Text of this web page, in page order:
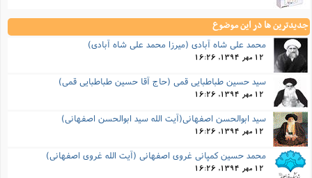
جدیدترین ها در این موضوع
محمد علی شاه آبادی (میرزا محمد علی شاه آبادی)
12 مهر 1394, 16:26
سید حسین طباطبایی قمی (حاج آقا حسین طباطبایی قمی)
12 مهر 1394, 16:26
سید ابوالحسن اصفهانی(آیت الله سید ابوالحسن اصفهانی)
12 مهر 1394, 16:26
محمد حسین کمپانی غروی اصفهانی (آیت الله غروی اصفهانی)
12 مهر 1394, 16:26